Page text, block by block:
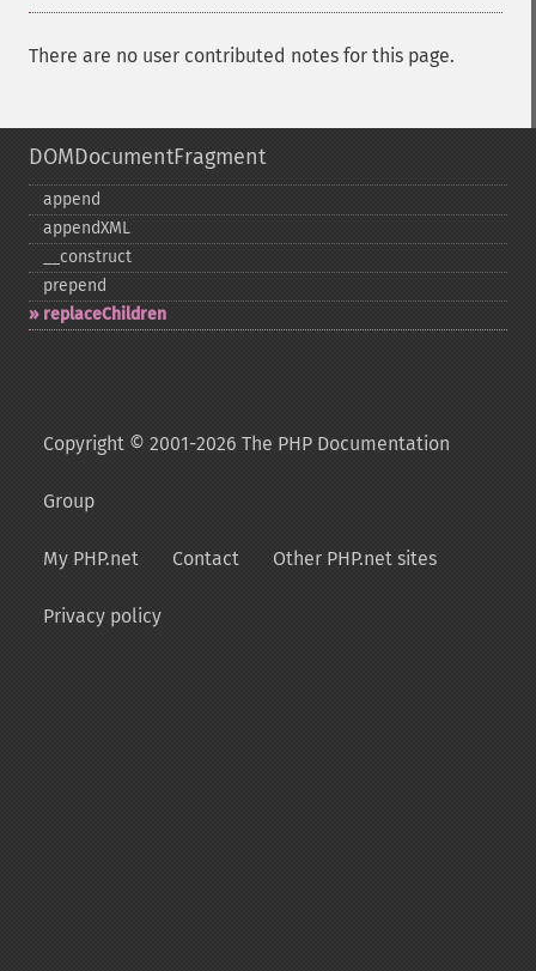
There are no user contributed notes for this page.
DOMDocumentFragment
append
appendXML
_​_​construct
prepend
replaceChildren
Copyright © 2001-2026 The PHP Documentation
Group
My PHP.net Contact Other PHP.net sites
Privacy policy